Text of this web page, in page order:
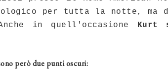
per tutta la notte, ma
in quell'occasione Kurt
però due punti oscuri: